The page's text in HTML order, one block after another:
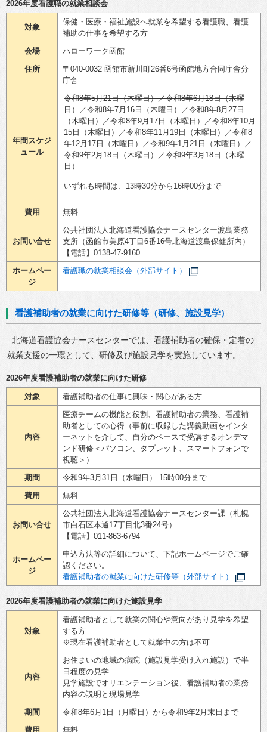
2026年度看護職の就業相談会
対象
保健・医療・福祉施設へ就業を希望する看護職、看護
補助の仕事を希望する方
会場
ハローワーク函館
住所
〒040-0032 函館市新川町26番6号函館地方合同庁舎分
庁舎
年間スケジ
ュール
令和8年5月21日（木曜日）／令和8年6月18日（木曜
日）／令和8年7月16日（木曜日）／令和8年8月27日
（木曜日）／令和8年9月17日（木曜日）／令和8年10月
15日（木曜日）／令和8年11月19日（木曜日）／令和8
年12月17日（木曜日）／令和9年1月21日（木曜日）／
令和9年2月18日（木曜日）／令和9年3月18日（木曜
日）
いずれも時間は、13時30分から16時00分まで
費用 無料
お問い合せ
公共社団法人北海道看護協会ナースセンター渡島業務
支所（函館市美原4丁目6番16号北海道渡島保健所内）
【電話】0138-47-9160
ホームペー
ジ
看護職の就業相談会（外部サイト）
看護補助者の就業に向けた研修等（研修、施設見学）
北海道看護協会ナースセンターでは、看護補助者の確保・定着の
就業支援の一環として、研修及び施設見学を実施しています。
2026年度看護補助者の就業に向けた研修
対象 看護補助者の仕事に興味・関心がある方
内容
医療チームの機能と役割、看護補助者の業務、看護補
助者としての心得（事前に収録した講義動画をインタ
ーネットを介して、自分のペースで受講するオンデマ
ンド研修＜パソコン、タブレット、スマートフォンで
視聴＞）
期間
令和9年3月31日（水曜日） 15時00分まで
費用
無料
お問い合せ
公共社団法人北海道看護協会ナースセンター課（札幌
市白石区本通17丁目北3番24号）
【電話】011-863-6794
ホームペー
ジ
申込方法等の詳細について、下記ホームページでご確
認ください。
看護補助者の就業に向けた研修等（外部サイト）
2026年度看護補助者の就業に向けた施設見学
対象
看護補助者として就業の関心や意向があり見学を希望
する方
※現在看護補助者として就業中の方は不可
内容
お住まいの地域の病院（施設見学受け入れ施設）で半
日程度の見学
見学施設でオリエンテーション後、看護補助者の業務
内容の説明と現場見学
期間
令和8年6月1日（月曜日）から令和9年2月末日まで
費用
無料